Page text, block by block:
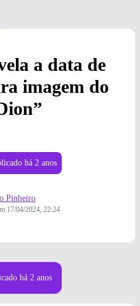
a data de
imagem do
há 2 anos
Pinheiro
17/04/2024, 22:24
há 2 anos